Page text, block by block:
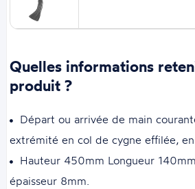
Quelles informations
produit ?
Départ ou arrivée de main
extrémité en col de cygne effilée,
Hauteur 450mm Longueur
épaisseur 8mm.